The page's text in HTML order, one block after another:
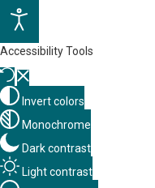
Accessibility Tools
Invert colors
Monochrome
Dark contrast
Light contrast